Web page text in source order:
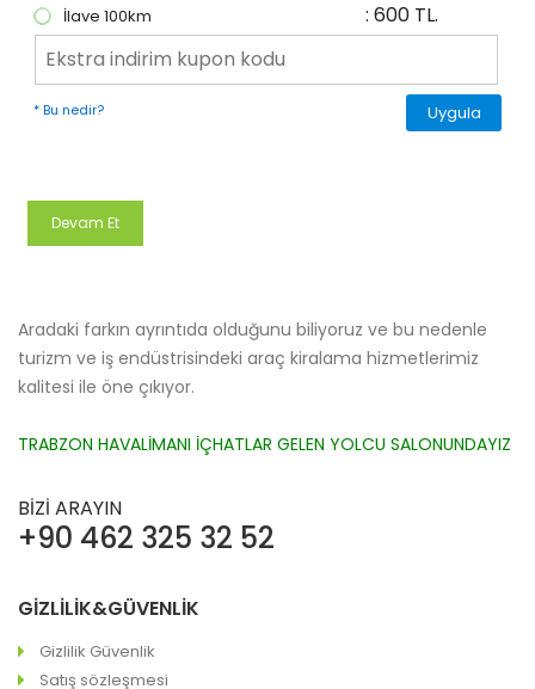
İlave 100km : 600 TL.
* Bu nedir? Uygula
Aradaki farkın ayrıntıda olduğunu biliyoruz ve bu nedenle
turizm ve iş endüstrisindeki araç kiralama hizmetlerimiz
kalitesi ile öne çıkıyor.
TRABZON HAVALİMANI İÇHATLAR GELEN YOLCU SALONUNDAYIZ
BİZİ ARAYIN
+90 462 325 32 52
GİZLİLİK&GÜVENLİK
Gizlilik Güvenlik
Satış sözleşmesi